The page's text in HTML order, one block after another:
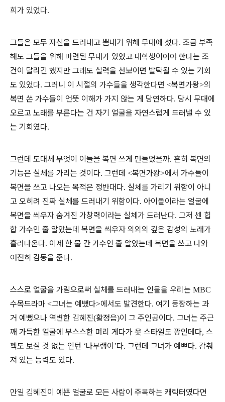
희가 있었다.
그들은 모두 자신을 드러내고 뽐내기 위해 무대에 섰다. 조금 부족
해도 그들을 위해 마련된 무대가 있었고 대학생이어야 한다는 조
건이 달리긴 했지만 그래도 실력을 선보이면 발탁될 수 있는 기회
도 있었다. 그러니 이 시절의 가수들을 생각한다면 <복면가왕>의
복면 쓴 가수들이 언뜻 이해가 가지 않는 게 당연하다. 당시 무대에
오르고 노래를 부른다는 건 자기 얼굴을 자연스럽게 드러낼 수 있
는 기회였다.
그런데 도대체 무엇이 이들을 복면 쓰게 만들었을까. 흔히 복면의
기능은 실체를 가리는 것이다. 그런데 <복면가왕>에서 가수들이
복면을 쓰고 나오는 목적은 정반대다. 실체를 가리기 위함이 아니
고 오히려 진짜 실체를 드러내기 위함이다. 아이돌이라는 얼굴에
복면을 씌우자 숨겨진 가창력이라는 실체가 드러난다. 그저 센 힙
합 가수인 줄 알았는데 복면을 씌우자 의외의 깊은 감성의 노래가
흘러나온다. 이제 한 물 간 가수인 줄 알았는데 복면을 쓰고 나와
여전히 감동을 준다.
스스로 얼굴을 가림으로써 실체를 드러내는 인물을 우리는 MBC
수목드라마 <그녀는 예뻤다>에서도 발견한다. 여기 등장하는 과
거 예뻤으나 역변한 김혜진(황정음)이 그 주인공이다. 그녀는 주근
깨 가득한 얼굴에 부스스한 머리 게다가 옷 스타일도 꽝인데다, 스
펙도 보잘 것 없는 인턴 ‘나부랭이 ’다. 그런데 그녀가 예쁘다. 감춰
져 있는 능력도 있다.
만일 김혜진이 예쁜 얼굴로 모든 사람이 주목하는 캐릭터였다면